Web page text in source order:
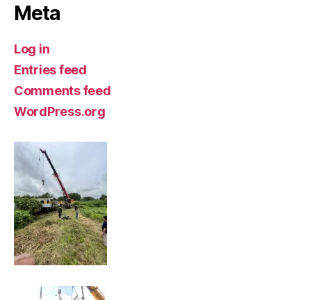
Meta
Log in
Entries feed
Comments feed
WordPress.org